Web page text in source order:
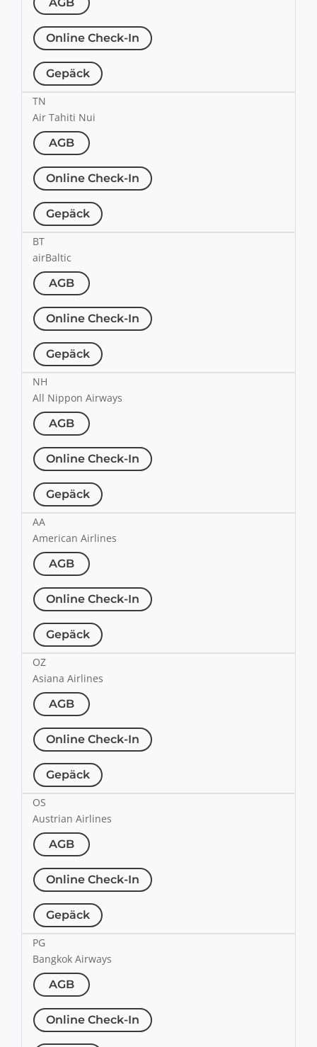
Online Check-In
Gepäck
TN
Air Tahiti Nui
AGB
Online Check-In
Gepäck
BT
airBaltic
AGB
Online Check-In
Gepäck
NH
All Nippon Airways
AGB
Online Check-In
Gepäck
AA
American Airlines
AGB
Online Check-In
Gepäck
OZ
Asiana Airlines
AGB
Online Check-In
Gepäck
OS
Austrian Airlines
AGB
Online Check-In
Gepäck
PG
Bangkok Airways
AGB
Online Check-In